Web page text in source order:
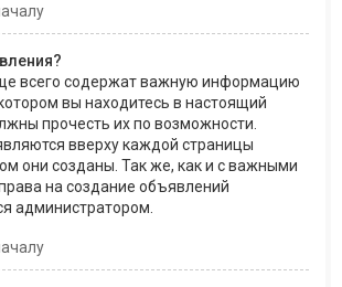
всего содержат важную информацию
вы находитесь в настоящий
прочесть их по возможности.
вверху каждой страницы
они созданы. Так же, как и с важными
на создание объявлений
администратором.